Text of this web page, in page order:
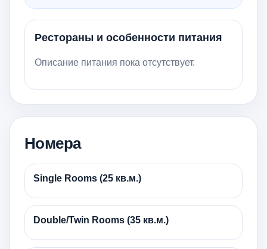
Рестораны и особенности питания
Описание питания пока отсутствует.
Номера
Single Rooms (25 кв.м.)
Double/Twin Rooms (35 кв.м.)